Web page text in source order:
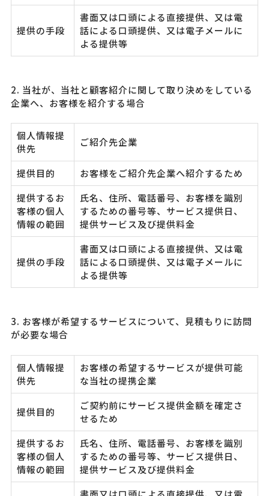
提供の手段
書面又は口頭による直接提供、又は電
話による口頭提供、又は電子メールに
よる提供等
2. 当社が、当社と顧客紹介に関して取り決めをしている
企業へ、お客様を紹介する場合
個人情報提
供先
ご紹介先企業
提供目的
お客様をご紹介先企業へ紹介するため
提供するお
客様の個人
情報の範囲
氏名、住所、電話番号、お客様を識別
するための番号等、サービス提供日、
提供サービス及び提供料金
提供の手段
書面又は口頭による直接提供、又は電
話による口頭提供、又は電子メールに
よる提供等
3. お客様が希望するサービスについて、見積もりに訪問
が必要な場合
個人情報提
供先
お客様の希望するサービスが提供可能
な当社の提携企業
提供目的
ご契約前にサービス提供金額を確定さ
せるため
提供するお
客様の個人
情報の範囲
氏名、住所、電話番号、お客様を識別
するための番号等、サービス提供日、
提供サービス及び提供料金